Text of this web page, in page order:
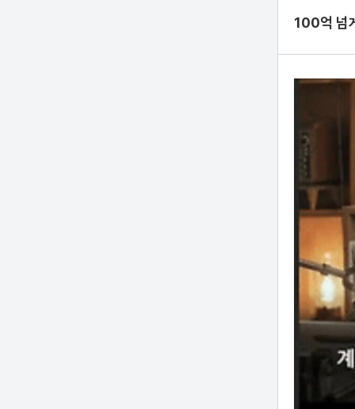
100억 넘